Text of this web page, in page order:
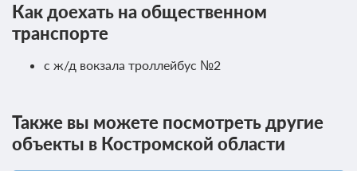
0 фото
Проживание без питания
Как доехать на общественном
транспорте
с ж/д вокзала троллейбус №2
Также вы можете посмотреть другие
объекты в Костромской области